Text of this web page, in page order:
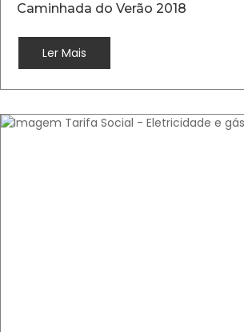
Caminhada do Verão 2018
Ler Mais